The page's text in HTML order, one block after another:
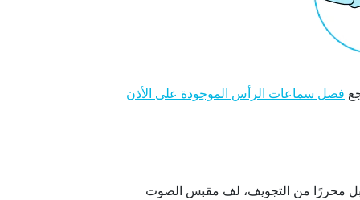
فصل سماعات الرأس الموجودة على الأذن
محررًا من التجويف، لف مقبس الصوت